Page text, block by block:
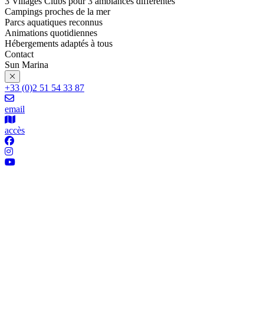
Campings proches de la mer
Parcs aquatiques reconnus
Animations quotidiennes
Hébergements adaptés à tous
Contact
Sun Marina
+33 (0)2 51 54 33 87
email
accès